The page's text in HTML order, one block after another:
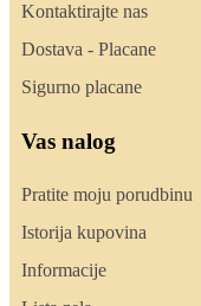
Kontaktirajte nas
Dostava - Placane
Sigurno placane
Vas nalog
Pratite moju porudbinu
Istorija kupovina
Informacije